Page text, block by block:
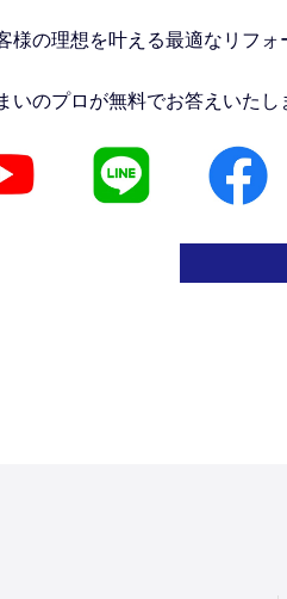
様の理想を叶える最適なリフォ
いのプロが無料でお答えいたし